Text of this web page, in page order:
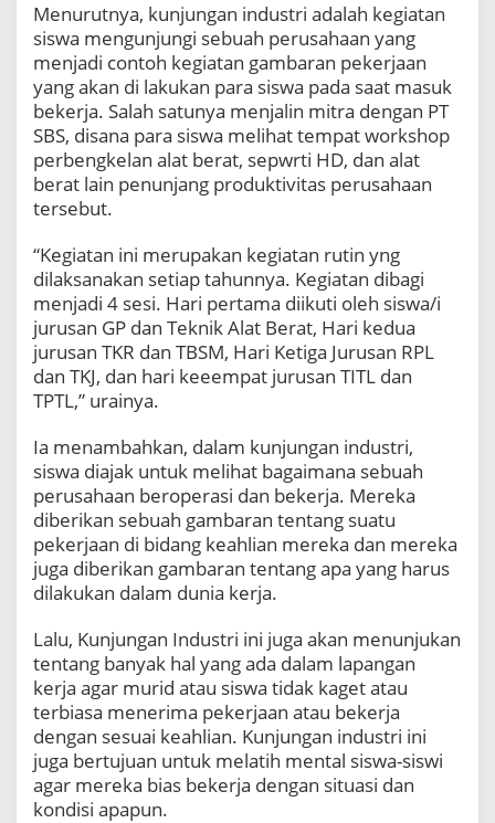
Menurutnya, kunjungan industri adalah kegiatan
siswa mengunjungi sebuah perusahaan yang
menjadi contoh kegiatan gambaran pekerjaan
yang akan di lakukan para siswa pada saat masuk
bekerja. Salah satunya menjalin mitra dengan PT
SBS, disana para siswa melihat tempat workshop
perbengkelan alat berat, sepwrti HD, dan alat
berat lain penunjang produktivitas perusahaan
tersebut.
“Kegiatan ini merupakan kegiatan rutin yng
dilaksanakan setiap tahunnya. Kegiatan dibagi
menjadi 4 sesi. Hari pertama diikuti oleh siswa/i
jurusan GP dan Teknik Alat Berat, Hari kedua
jurusan TKR dan TBSM, Hari Ketiga Jurusan RPL
dan TKJ, dan hari keeempat jurusan TITL dan
TPTL,” urainya.
Ia menambahkan, dalam kunjungan industri,
siswa diajak untuk melihat bagaimana sebuah
perusahaan beroperasi dan bekerja. Mereka
diberikan sebuah gambaran tentang suatu
pekerjaan di bidang keahlian mereka dan mereka
juga diberikan gambaran tentang apa yang harus
dilakukan dalam dunia kerja.
Lalu, Kunjungan Industri ini juga akan menunjukan
tentang banyak hal yang ada dalam lapangan
kerja agar murid atau siswa tidak kaget atau
terbiasa menerima pekerjaan atau bekerja
dengan sesuai keahlian. Kunjungan industri ini
juga bertujuan untuk melatih mental siswa-siswi
agar mereka bias bekerja dengan situasi dan
kondisi apapun.